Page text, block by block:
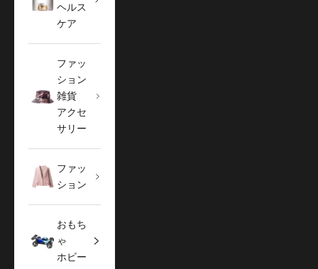
ヘルス
ケア
ファッ
ション
雑貨
アクセ
サリー
ファッ
ション
おもち
ゃ
ホビー